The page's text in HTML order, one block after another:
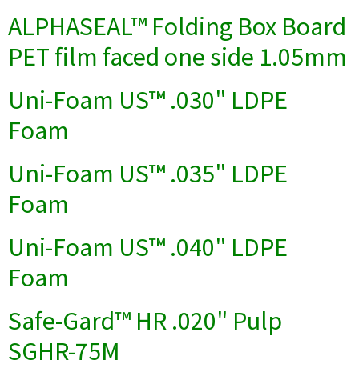
ALPHASEAL™ Folding Box Board
PET film faced one side 1.05mm
Uni-Foam US™ .030" LDPE
Foam
Uni-Foam US™ .035" LDPE
Foam
Uni-Foam US™ .040" LDPE
Foam
Safe-Gard™ HR .020" Pulp
SGHR-75M